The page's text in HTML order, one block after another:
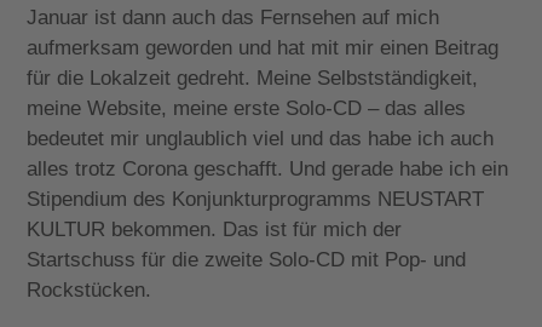
Januar ist dann auch das Fernsehen auf mich
aufmerksam geworden und hat mit mir einen Beitrag
für die Lokalzeit gedreht. Meine Selbstständigkeit,
meine Website, meine erste Solo-CD – das alles
bedeutet mir unglaublich viel und das habe ich auch
alles trotz Corona geschafft. Und gerade habe ich ein
Stipendium des Konjunkturprogramms NEUSTART
KULTUR bekommen. Das ist für mich der
Startschuss für die zweite Solo-CD mit Pop- und
Rockstücken.